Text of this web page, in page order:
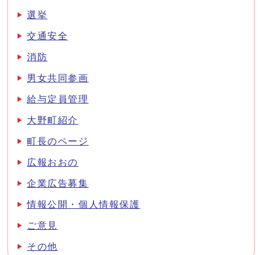
選挙
交通安全
消防
男女共同参画
給与定員管理
大野町紹介
町長のページ
広報おおの
企業広告募集
情報公開・個人情報保護
ご意見
その他